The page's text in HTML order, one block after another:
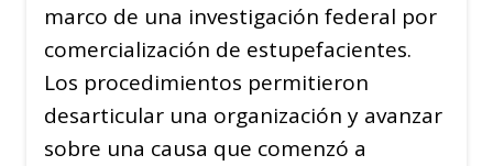
marco de una investigación federal por
comercialización de estupefacientes.
Los procedimientos permitieron
desarticular una organización y avanzar
sobre una causa que comenzó a